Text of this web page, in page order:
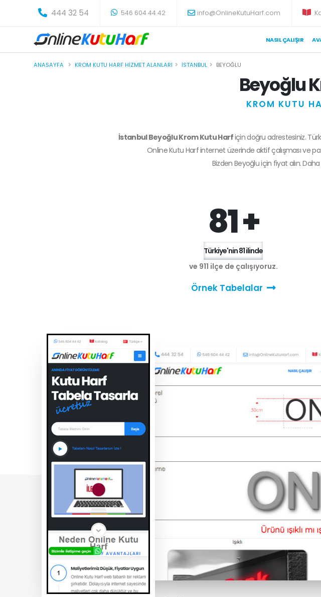
444 32 54 546 604 44 42 info@OnlineKutuHarf.com
NASIL ÇALIŞIR
ANASAYFA KROM KUTU HARF HIZMET ALANLARI İSTANBUL BEYOĞLU
Beyoğlu
KROM KUTU
İstanbul Beyoğlu Krom Kutu Harfiçin doğru adrestesiniz.
Online Kutu Harf internet üzerinde aktif çalışması ve
Bizden Beyoğluiçin fiyat alın.
81 +
Türkiye'nin 81 ilinde
ve 911 ilçe de çalışıyoruz.
Örnek Tabelalar